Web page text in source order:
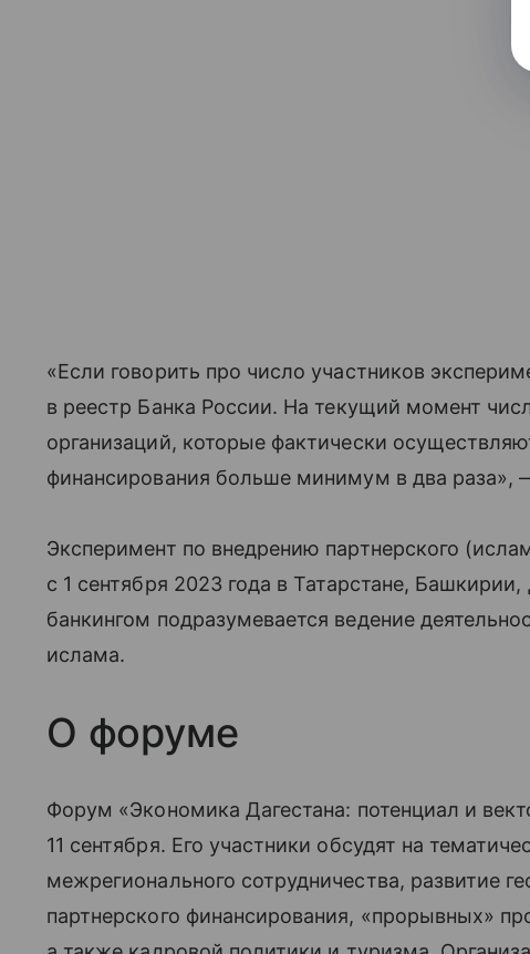
«Если говорить про число участников
в реестр Банка России. На текущий момент
организаций, которые фактически
финансирования больше минимум в два раза»,
Эксперимент по внедрению партнерского
с 1 сентября 2023 года в Татарстане,
банкингом подразумевается ведение
ислама.
О форуме
Форум «Экономика Дагестана: потенциал и
11 сентября. Его участники обсудят на
межрегионального сотрудничества, развитие
партнерского финансирования, «прорывных»